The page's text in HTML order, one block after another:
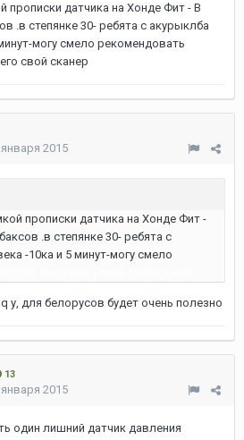
прописки датчика на Хонде Фит - В
.в степянке 30- ребята с акурыклба
могу смело рекомендовать
свой сканер
января 2015
прописки датчика на Хонде Фит -
.в степянке 30- ребята с
-10ка и 5 минут-могу смело
у, для белорусов будет очень полезно
13
января 2015
один лишний датчик давления